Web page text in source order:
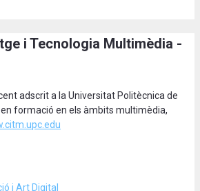
i Tecnologia Multimèdia -
adscrit a la Universitat Politècnica de
formació en els àmbits multimèdia,
i Art Digital